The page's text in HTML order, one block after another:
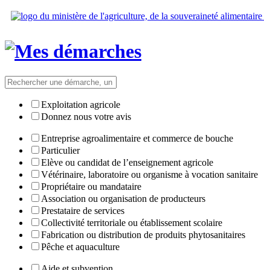
Exploitation agricole
Donnez nous votre avis
Entreprise agroalimentaire et commerce de bouche
Particulier
Elève ou candidat de l’enseignement agricole
Vétérinaire, laboratoire ou organisme à vocation sanitaire
Propriétaire ou mandataire
Association ou organisation de producteurs
Prestataire de services
Collectivité territoriale ou établissement scolaire
Fabrication ou distribution de produits phytosanitaires
Pêche et aquaculture